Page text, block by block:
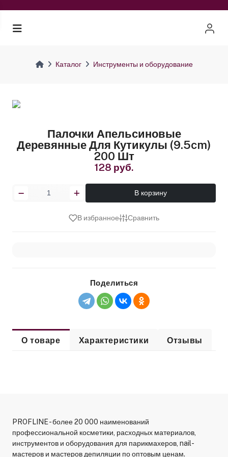
Каталог Инструменты и оборудование
Палочки Апельсиновые
Деревянные Для Кутикулы (9.5cm)
200 Шт
128 руб.
В корзину
В избранное Сравнить
Поделиться
О товаре Характеристики Отзывы
PROFLINE - более 20 000 наименований
профессиональной косметики, расходных материалов,
инструментов и оборудования для парикмахеров, nail-
мастеров и мастеров депиляции по оптовым ценам.